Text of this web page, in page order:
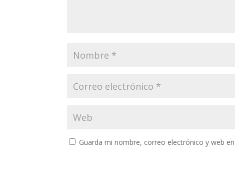
Guarda mi nombre, correo electrónico y web